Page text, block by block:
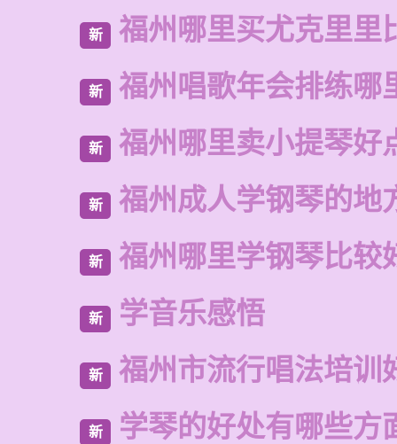
新 福州哪里买尤克里里
新 福州唱歌年会排练哪
新 福州哪里卖小提琴好
新 福州成人学钢琴的地
新 福州哪里学钢琴比较
新 学音乐感悟
新 福州市流行唱法培训
新 学琴的好处有哪些方